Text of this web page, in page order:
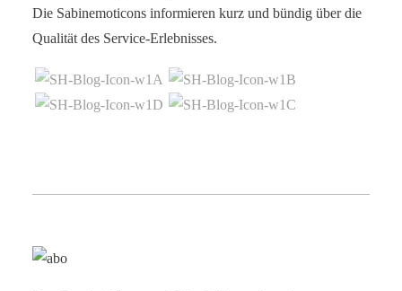
Die Sabinemoticons informieren kurz und bündig über die
Qualität des Service-Erlebnisses.